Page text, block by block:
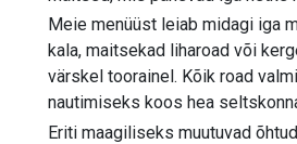
Meie menüüst leiab midagi iga
kala, maitsekad liharoad või
värskel toorainel. Kõik road
nautimiseks koos hea
Eriti maagiliseks muutuvad